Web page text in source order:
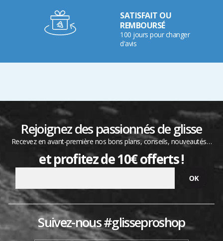
SATISFAIT OU
REMBOURSÉ
100 jours pour changer
d'avis
Rejoignez des passionnés de glisse
Recevez en avant-première nos bons plans, conseils, nouveautés…
et profitez de 10€ offerts !
Suivez-nous #glisseproshop